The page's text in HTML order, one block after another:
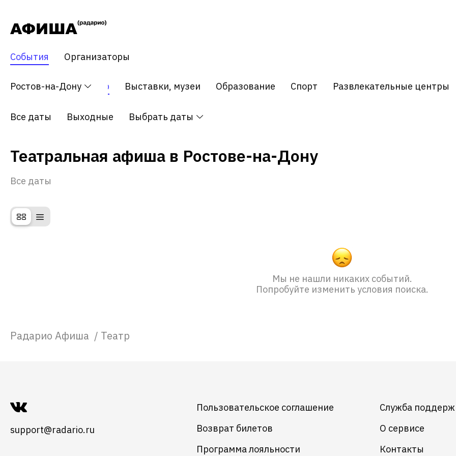
События Организаторы
Ростов-на-Дону
Концерт Театр Выставки, музеи Образование Спорт Развлекательные центры
Все даты Выходные Выбрать даты
Театральная афиша в Ростове-на-Дону
Все даты
Мы не нашли никаких событий.
Попробуйте изменить условия поиска.
Радарио Афиша / Театр
support@radario.ru
Пользовательское соглашение
Возврат билетов
Программа лояльности
Служба
О сервисе
Контакты